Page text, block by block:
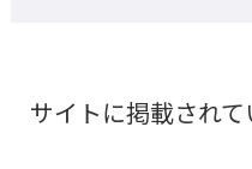
サイトに掲載され